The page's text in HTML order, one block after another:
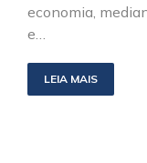
economia,
e…
LEIA MAIS